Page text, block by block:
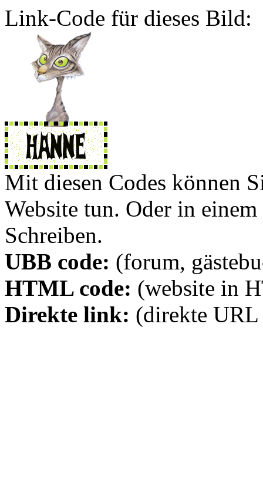
Link-Code für dieses Bild:
Mit diesen Codes können
Website tun. Oder in
Schreiben.
UBB code: (forum,
HTML code: (website in
Direkte link: (direkte